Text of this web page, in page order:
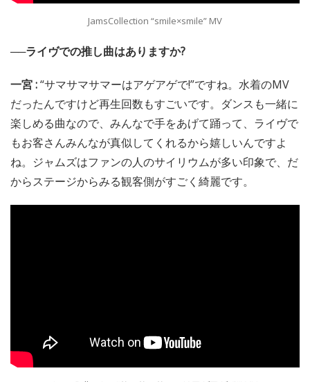
JamsCollection “smile×smile” MV
──ライヴでの推し曲はありますか?
一宮 :“サマサマサマーはアゲアゲで!”ですね。水着のMV
だったんですけど再生回数もすごいです。ダンスも一緒に
楽しめる曲なので、みんなで手をあげて踊って、ライヴで
もお客さんみんなが真似してくれるから嬉しいんですよ
ね。ジャムズはファンの人のサイリウムが多い印象で、だ
からステージからみる観客側がすごく綺麗です。